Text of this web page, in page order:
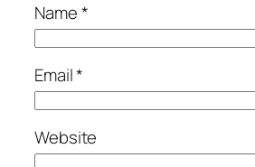
Name*
Email*
Website